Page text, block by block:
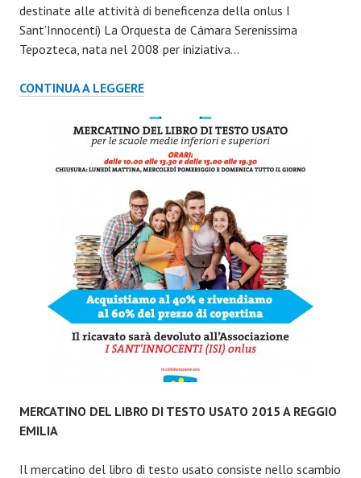
destinate alle attività di beneficenza della onlus I
Sant’Innocenti) La Orquesta de Cámara Serenissima
Tepozteca, nata nel 2008 per iniziativa…
CONTINUA A LEGGERECONCERTO
TEPOZTECA,
16
SETTEMBRE
MERCATINO DEL LIBRO DI TESTO USATO 2015 A REGGIO
EMILIA
Il mercatino del libro di testo usato consiste nello scambio